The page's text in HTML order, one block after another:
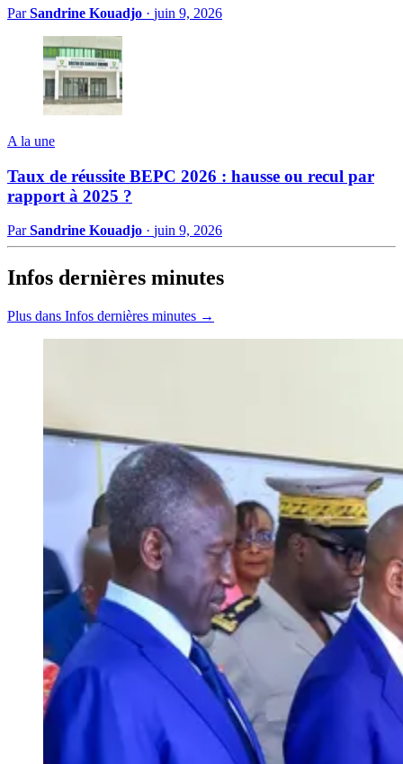
ParSandrine Kouadjo · juin 9, 2026
A la une
Taux de réussite BEPC 2026 : hausse ou recul par
rapport à 2025 ?
ParSandrine Kouadjo · juin 9, 2026
Infos dernières minutes
Plus dans Infos dernières minutes →